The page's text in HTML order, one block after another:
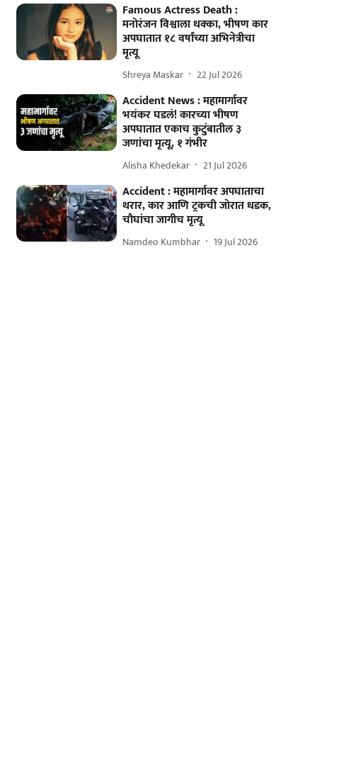
Famous Actress Death :
मनोरंजन विश्वाला धक्का, भीषण कार
अपघातात १८ वर्षांच्या अभिनेत्रीचा
मृत्यू
Shreya Maskar 22 Jul 2026
Accident News : महामार्गावर
भयंकर घडलं! कारच्या भीषण
अपघातात एकाच कुटुंबातील ३
जणांचा मृत्यू, १ गंभीर
Alisha Khedekar 21 Jul 2026
Accident : महामार्गावर अपघाताचा
थरार, कार आणि ट्रकची जोरात धडक,
चौघांचा जागीच मृत्यू
Namdeo Kumbhar 19 Jul 2026